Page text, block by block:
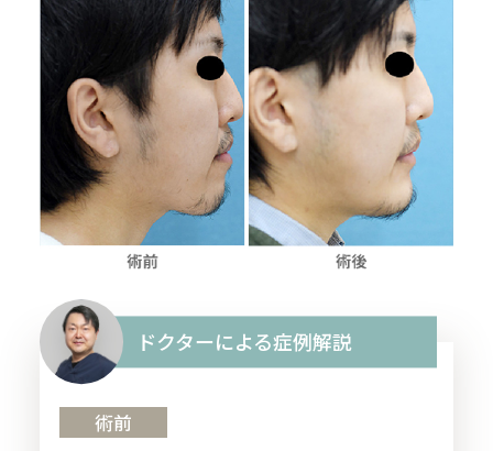
ドクターによる症例解説
術前